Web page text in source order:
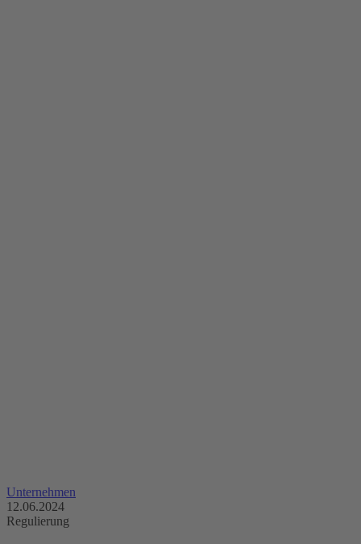
Unternehmen
12.06.2024
Regulierung